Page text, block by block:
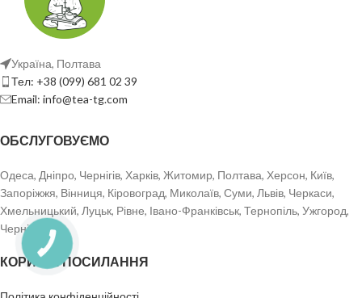
Україна, Полтава
Тел: +38 (099) 681 02 39
Email: info@tea-tg.com
ОБСЛУГОВУЄМО
Одеса, Дніпро, Чернігів, Харків, Житомир, Полтава, Херсон, Київ,
Запоріжжя, Вінниця, Кіровоград, Миколаїв, Суми, Львів, Черкаси,
Хмельницький, Луцьк, Рівне, Івано-Франківськ, Тернопіль, Ужгород,
Чернівці.
КОРИСНІ ПОСИЛАННЯ